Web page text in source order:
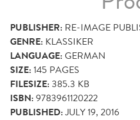
PUBLISHER: RE-IMAGE
GENRE: KLASSIKER
LANGUAGE:GERMAN
SIZE:145 PAGES
FILESIZE:385.3 KB
ISBN:9783961120222
PUBLISHED:JULY 19, 2016